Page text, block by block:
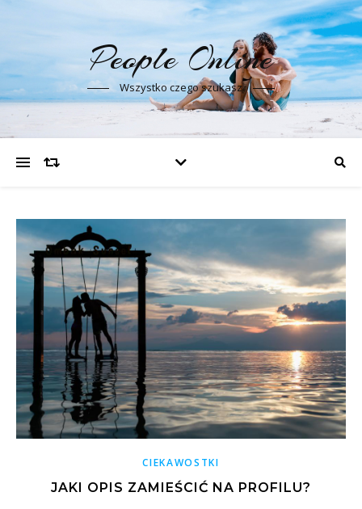
People Online
Wszystko czego szukasz
CIEKAWOSTKI
JAKI OPIS ZAMIEŚCIĆ NA PROFILU?